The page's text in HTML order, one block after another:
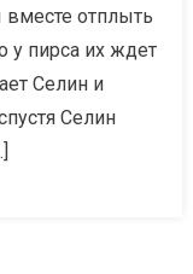
отплыть
у пирса их ждет
Селин и
Селин